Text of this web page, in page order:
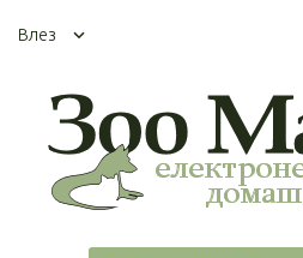
Влез